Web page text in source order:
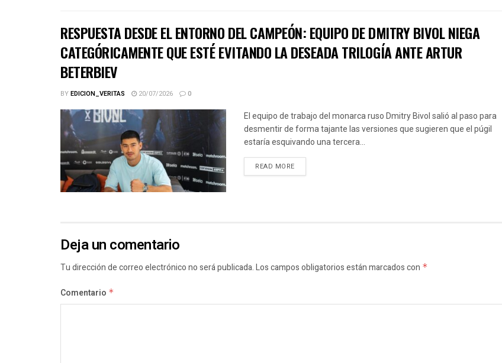
RESPUESTA DESDE EL ENTORNO DEL CAMPEÓN: EQUIPO DE DMITRY BIVOL NIEGA
CATEGÓRICAMENTE QUE ESTÉ EVITANDO LA DESEADA TRILOGÍA ANTE ARTUR
BETERBIEV
BYEDICION_VERITAS 20/07/2026 0
El equipo de trabajo del monarca ruso Dmitry Bivol salió al paso para
desmentir de forma tajante las versiones que sugieren que el púgil
estaría esquivando una tercera...
READ MORE
Deja un comentario
Tu dirección de correo electrónico no será publicada.Los campos obligatorios están marcados con *
Comentario *